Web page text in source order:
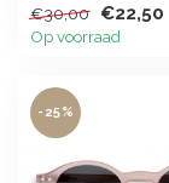
€30,00 €22,50
Op voorraad
-25%